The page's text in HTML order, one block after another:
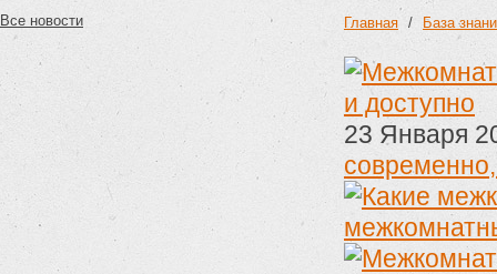
Все новости Главная / База
23 Января